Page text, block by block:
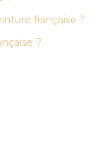
française ?
?